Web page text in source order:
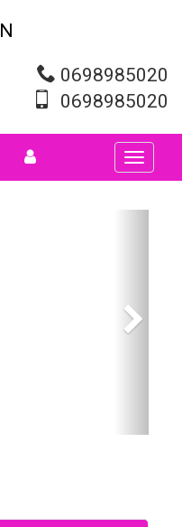
0698985020
0698985020
Toggle